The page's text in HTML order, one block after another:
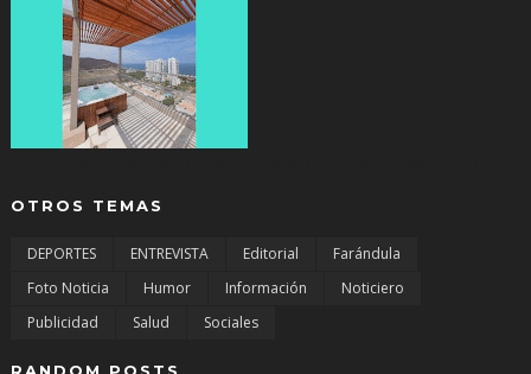
OTROS TEMAS
DEPORTES ENTREVISTA Editorial
Farándula
Foto Noticia
Humor Información
Noticiero
Publicidad
Salud Sociales
RANDOM POSTS